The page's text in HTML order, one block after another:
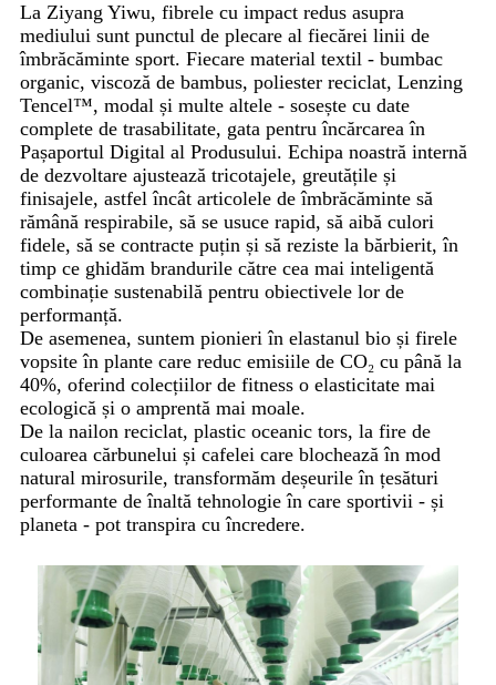
La Ziyang Yiwu, fibrele cu impact redus asupra
mediului sunt punctul de plecare al fiecărei linii de
îmbrăcăminte sport. Fiecare material textil - bumbac
organic, viscoză de bambus, poliester reciclat, Lenzing
Tencel™, modal și multe altele - sosește cu date
complete de trasabilitate, gata pentru încărcarea în
Pașaportul Digital al Produsului. Echipa noastră internă
de dezvoltare ajustează tricotajele, greutățile și
finisajele, astfel încât articolele de îmbrăcăminte să
rămână respirabile, să se usuce rapid, să aibă culori
fidele, să se contracte puțin și să reziste la bărbierit, în
timp ce ghidăm brandurile către cea mai inteligentă
combinație sustenabilă pentru obiectivele lor de
performanță.
De asemenea, suntem pionieri în elastanul bio și firele
vopsite în plante care reduc emisiile de CO₂ cu până la
40%, oferind colecțiilor de fitness o elasticitate mai
ecologică și o amprentă mai moale.
De la nailon reciclat, plastic oceanic tors, la fire de
culoarea cărbunelui și cafelei care blochează în mod
natural mirosurile, transformăm deșeurile în țesături
performante de înaltă tehnologie în care sportivii - și
planeta - pot transpira cu încredere.